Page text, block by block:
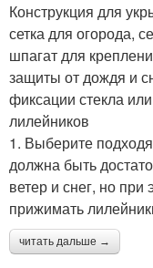
Конструкция для
сетка для огорода,
шпагат для
защиты от дождя и
фиксации стекла
лилейников
1. Выберите
должна быть
ветер и снег, но
прижимать
читать дальше →